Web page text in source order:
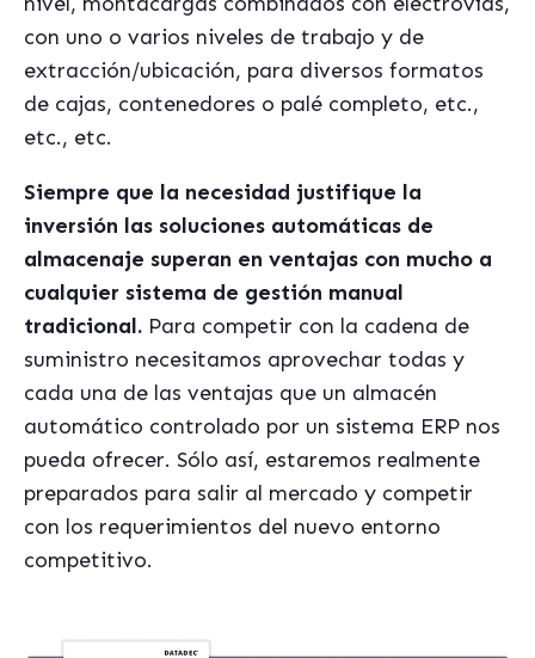
con uno o varios niveles de trabajo y de
extracción/ubicación, para diversos formatos
de cajas, contenedores o palé completo, etc.,
etc., etc.
Siempre que la necesidad justifique la
inversión las soluciones automáticas de
almacenaje superan en ventajas con mucho a
cualquier sistema de gestión manual
tradicional. Para competir con la cadena de
suministro necesitamos aprovechar todas y
cada una de las ventajas que un almacén
automático controlado por un sistema ERP nos
pueda ofrecer. Sólo así, estaremos realmente
preparados para salir al mercado y competir
con los requerimientos del nuevo entorno
competitivo.